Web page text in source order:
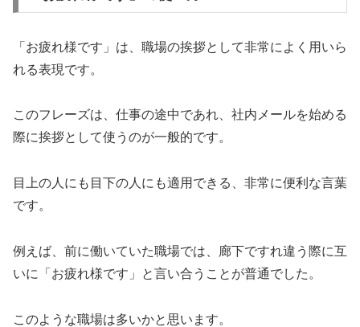
「お疲れ様です」は、職場の挨拶として非常によく用いら
れる表現です。
このフレーズは、仕事の途中であれ、社内メールを始める
際に挨拶として使うのが一般的です。
目上の人にも目下の人にも適用できる、非常に便利な言葉
です。
例えば、前に働いていた職場では、廊下ですれ違う際に互
いに「お疲れ様です」と言い合うことが普通でした。
このような職場は多いかと思います。